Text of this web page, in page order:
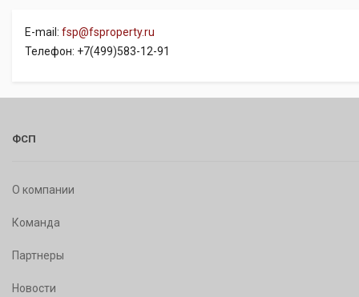
E-mail: fsp@fsproperty.ru
Телефон: +7(499)583-12-91
ФСП
О компании
Команда
Партнеры
Новости